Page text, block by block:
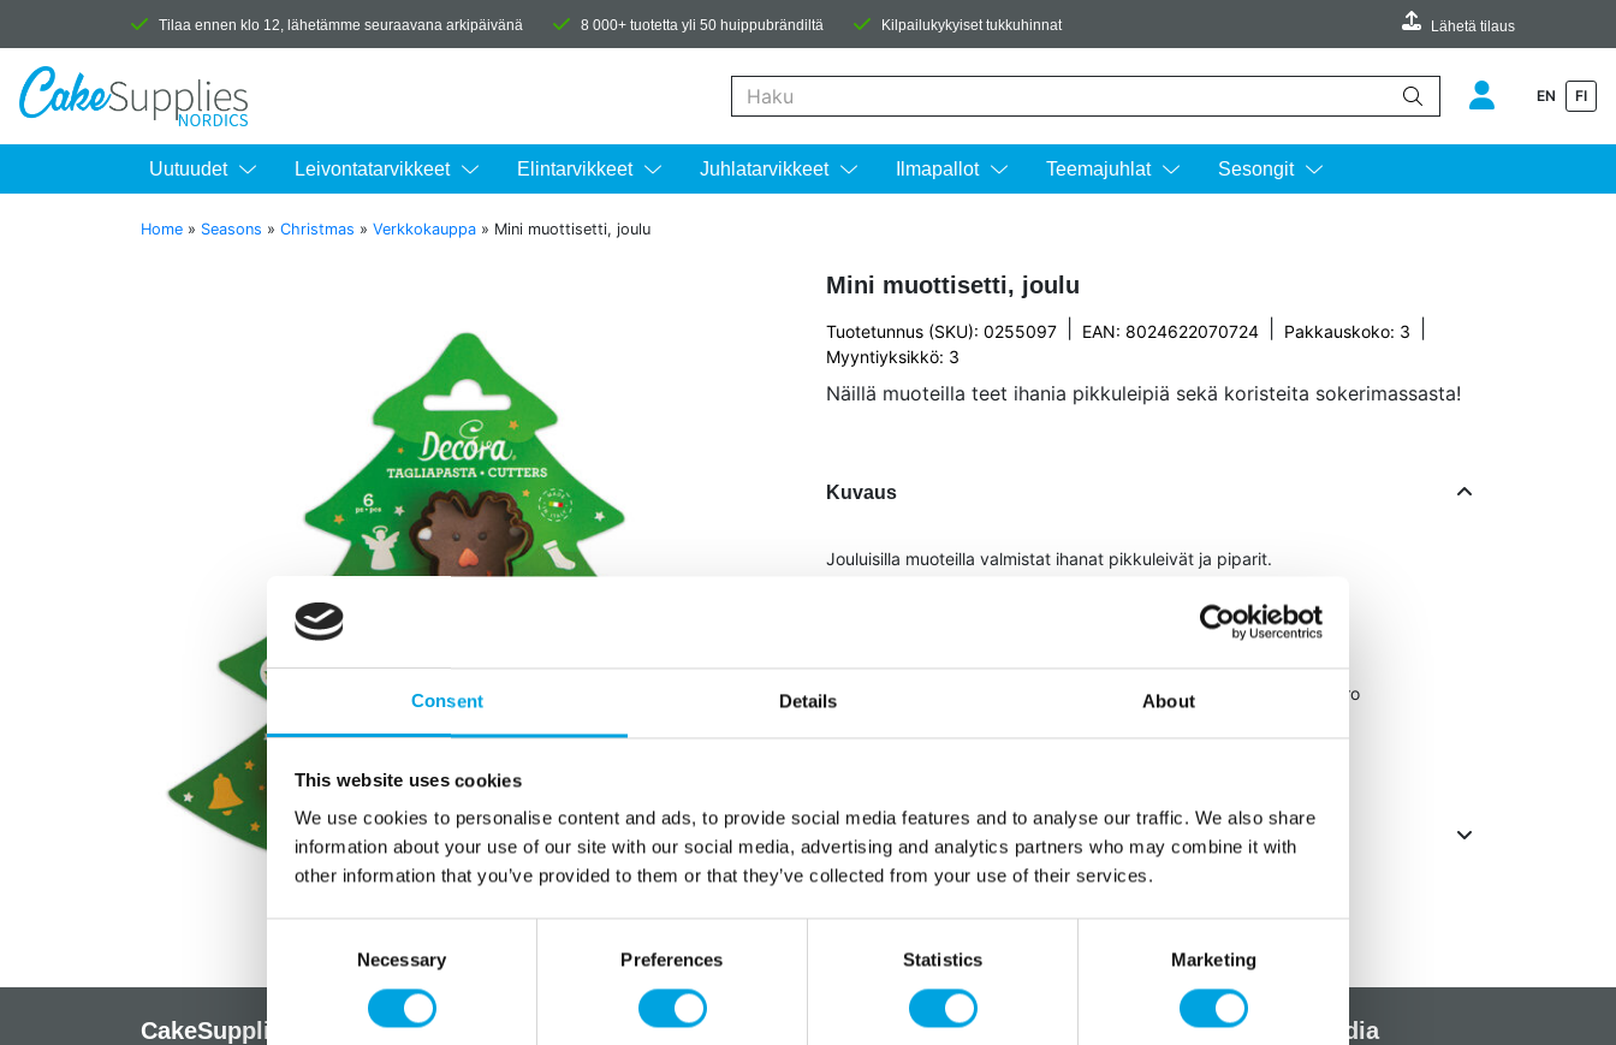
Consent Details About
This website uses cookies
We use cookies to personalise content and ads, to provide social media features and to analyse our traffic. We also share
information about your use of our site with our social media, advertising and analytics partners who may combine it with
other information that you’ve provided to them or that they’ve collected from your use of their services.
Necessary Preferences Statistics Marketing
Tilaa ennen klo 12, lähetämme seuraavana arkipäivänä 8 000+ tuotetta yli 50 huippubrändiltä Kilpailukykyiset tukkuhinnat Lähetä tilaus
EN FI
Uutuudet Leivontatarvikkeet Elintarvikkeet Juhlatarvikkeet Ilmapallot Teemajuhlat Sesongit
Home » Seasons » Christmas » Verkkokauppa » Mini muottisetti, joulu
Mini muottisetti, joulu
Tuotetunnus (SKU): 0255097 EAN: 8024622070724 Pakkauskoko: 3
Myyntiyksikkö: 3
Näillä muoteilla teet ihania pikkuleipiä sekä koristeita sokerimassasta!
Kuvaus
Jouluisilla muoteilla valmistat ihanat pikkuleivät ja piparit.
muotin korkeus noin 2,2cm
muotoina tähti, kuusi, joulupukki, lahjapaketti, pipariukko,poro
Lisätiedot
CakeSupplies Nordics Tarvitsetko apua? Sosiaalinen media